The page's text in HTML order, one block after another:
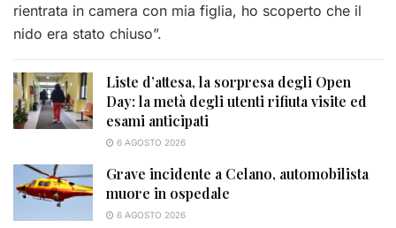
rientrata in camera con mia figlia, ho scoperto che il
nido era stato chiuso”.
Liste d’attesa, la sorpresa degli Open
Day: la metà degli utenti rifiuta visite ed
esami anticipati
6 AGOSTO 2026
Grave incidente a Celano, automobilista
muore in ospedale
6 AGOSTO 2026